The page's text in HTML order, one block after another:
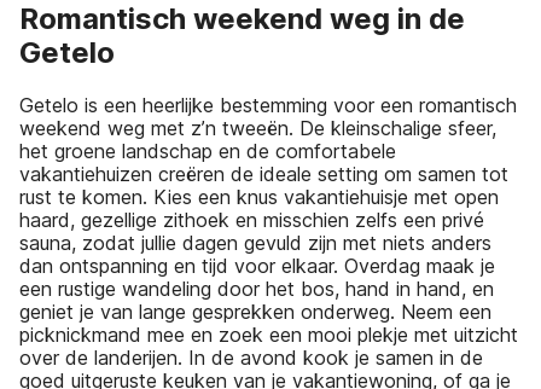
Romantisch weekend weg in de
Getelo
Getelo is een heerlijke bestemming voor een romantisch
weekend weg met z’n tweeën. De kleinschalige sfeer,
het groene landschap en de comfortabele
vakantiehuizen creëren de ideale setting om samen tot
rust te komen. Kies een knus vakantiehuisje met open
haard, gezellige zithoek en misschien zelfs een privé
sauna, zodat jullie dagen gevuld zijn met niets anders
dan ontspanning en tijd voor elkaar. Overdag maak je
een rustige wandeling door het bos, hand in hand, en
geniet je van lange gesprekken onderweg. Neem een
picknickmand mee en zoek een mooi plekje met uitzicht
over de landerijen. In de avond kook je samen in de
goed uitgeruste keuken van je vakantiewoning, of ga je